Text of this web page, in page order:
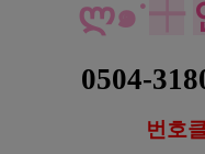
ლ๑˙
0504-
번호